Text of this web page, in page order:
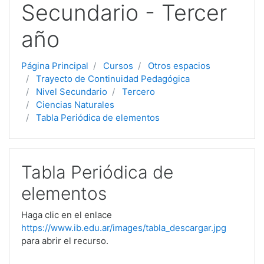
Secundario - Tercer
año
Página Principal Cursos
Otros espacios
Trayecto de Continuidad Pedagógica
Nivel Secundario
Tercero
Ciencias Naturales
Tabla Periódica de elementos
Tabla Periódica de
elementos
Haga clic en el enlace
https://www.ib.edu.ar/images/tabla_descargar.jpg
para abrir el recurso.